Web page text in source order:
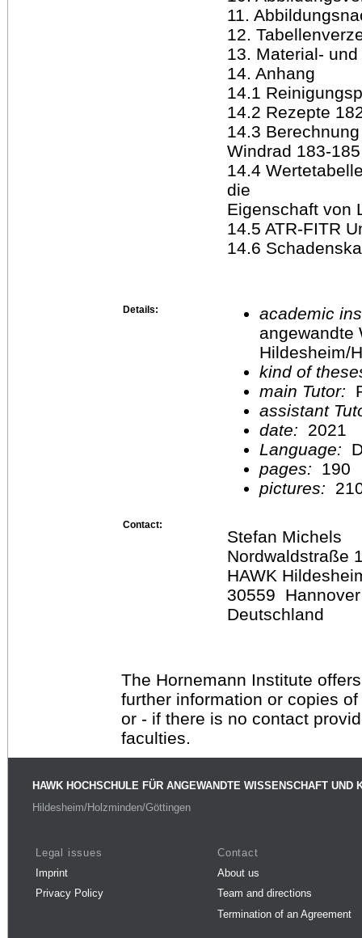
11.
12.
13. Material-
14. Anhang
14.1
14.2 Rezepte
14.3
Windrad 183-185
14.4
die
Eigenschaft von
14.5 ATR-FITR
14.6
Details:
academic
angewandte
Hildesheim/
kind of
main Tutor:
assistant
date:
2021
Language:
pages:
190
pictures:
Contact:
Stefan Michels
Nordwaldstraße
HAWK
30559 Hannover
Deutschland
The Hornemann Institute
further information or copies
or - if there is no contact
faculties.
HAWK HOCHSCHULE FÜR ANGEWANDTE WISSENSCHAFT UND
Hildesheim/Holzminden/Göttingen
Legal issues
Imprint
Privacy Policy
Contact
About us
Team and directions
Termination of an Agreement